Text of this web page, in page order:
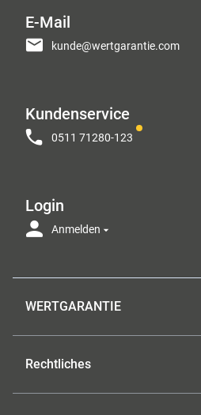
E-Mail
kunde@wertgarantie.com
Kundenservice
0511 71280-123
Login
Anmelden
WERTGARANTIE
Rechtliches